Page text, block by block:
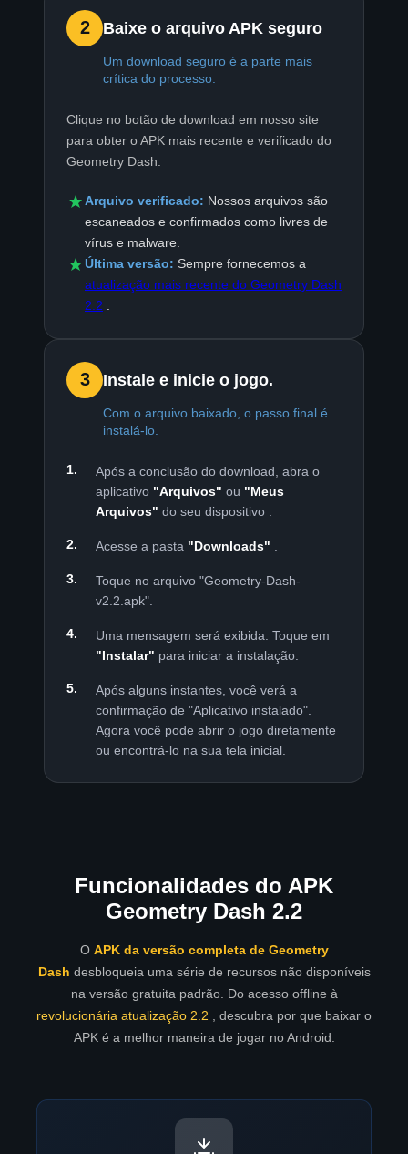
2 Baixe o arquivo APK seguro
Um download seguro é a parte mais
crítica do processo.
Clique no botão de download em nosso site
para obter o APK mais recente e verificado do
Geometry Dash.
Arquivo verificado: Nossos arquivos são
escaneados e confirmados como livres de
vírus e malware.
Última versão: Sempre fornecemos a
atualização mais recente do Geometry Dash
2.2
3 Instale e inicie o jogo.
Com o arquivo baixado, o passo final é
instalá-lo.
Após a conclusão do download, abra o
aplicativo "Arquivos" ou "Meus
Arquivos" do seu dispositivo .
Acesse a pasta "Downloads"
Toque no arquivo "Geometry-Dash-
v2.2.apk".
Uma mensagem será exibida. Toque em
"Instalar" para iniciar a instalação.
Após alguns instantes, você verá a
confirmação de "Aplicativo instalado".
Agora você pode abrir o jogo diretamente
ou encontrá-lo na sua tela inicial.
Funcionalidades do APK
Geometry Dash 2.2
O APK da versão completa de Geometry
Dash desbloqueia uma série de recursos não disponíveis
na versão gratuita padrão. Do acesso offline à
revolucionária atualização 2.2 , descubra por que baixar o
APK é a melhor maneira de jogar no Android.